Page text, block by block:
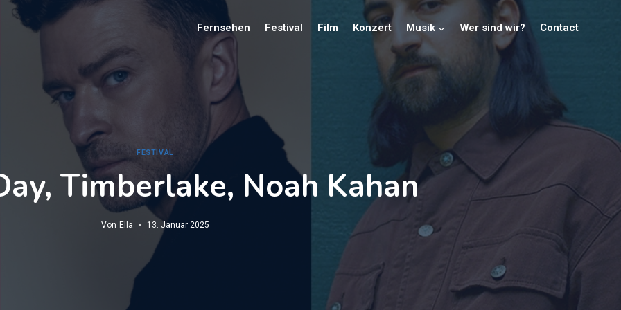
Fernsehen Festival Film Konzert Musik Wer sind wir? Contact
FESTIVAL
Timberlake, Noah Kahan
Von Ella 13. Januar 2025